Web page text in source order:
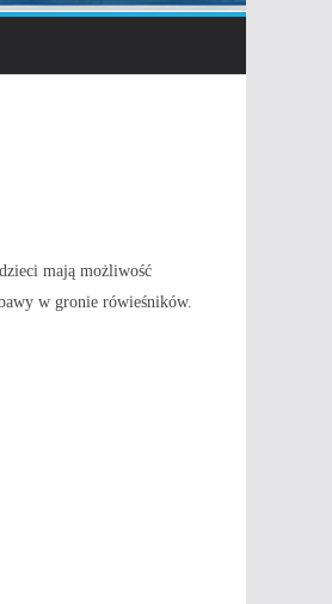
mają możliwość
w gronie rówieśników.